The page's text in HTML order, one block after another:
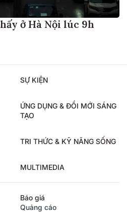
ở Hà Nội lúc 9h
SỰ KIỆN
ỨNG DỤNG & ĐỔI MỚI SÁNG
TẠO
TRI THỨC & KỸ NĂNG SỐNG
MULTIMEDIA
Báo giá
Quảng cáo